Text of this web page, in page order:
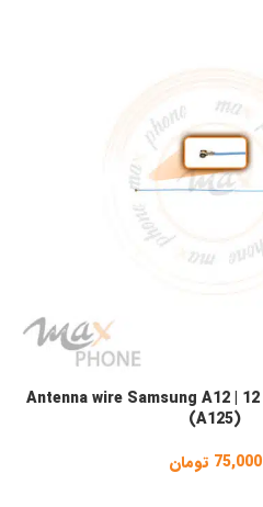
سیم آنتن سامسونگ آ 12 | Antenna wire Samsung A12
(A125)
75,000 تومان